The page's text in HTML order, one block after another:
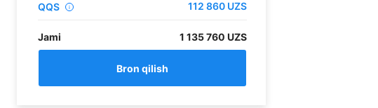
QQS i 112 860 UZS
Jami 1 135 760 UZS